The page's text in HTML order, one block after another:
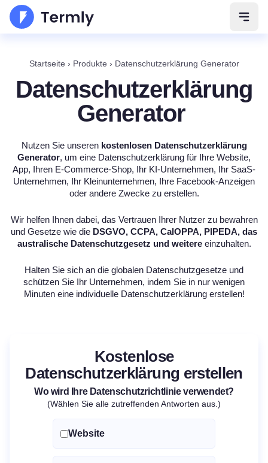
Startseite › Produkte › Datenschutzerklärung Generator
Datenschutzerklärung
Generator
Nutzen Sie unseren kostenlosen Datenschutzerklärung
Generator, um eine Datenschutzerklärung für Ihre Website,
App, Ihren E-Commerce-Shop, Ihr KI-Unternehmen, Ihr SaaS-
Unternehmen, Ihr Kleinunternehmen, Ihre Facebook-Anzeigen
oder andere Zwecke zu erstellen.
Wir helfen Ihnen dabei, das Vertrauen Ihrer Nutzer zu bewahren
und Gesetze wie die DSGVO, CCPA, CalOPPA, PIPEDA, das
australische Datenschutzgesetz und weitereeinzuhalten.
Halten Sie sich an die globalen Datenschutzgesetze und
schützen Sie Ihr Unternehmen, indem Sie in nur wenigen
Minuten eine individuelle Datenschutzerklärung erstellen!
Kostenlose
Datenschutzerklärung erstellen
Wo wird Ihre Datenschutzrichtlinie verwendet?
(Wählen Sie alle zutreffenden Antworten aus.)
Website